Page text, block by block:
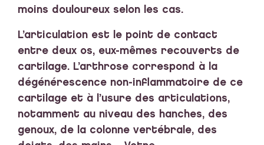
moins douloureux selon les cas.
L’articulation est le point de contact
entre deux os, eux-mêmes recouverts de
cartilage. L’arthrose correspond à la
dégénérescence non-inflammatoire de ce
cartilage et à l’usure des articulations,
notamment au niveau des hanches, des
genoux, de la colonne vertébrale, des